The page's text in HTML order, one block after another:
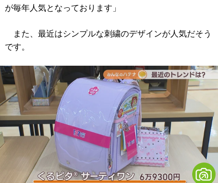
が毎年人気となっております」
また、最近はシンプルな刺繍のデザインが人気だそう
です。